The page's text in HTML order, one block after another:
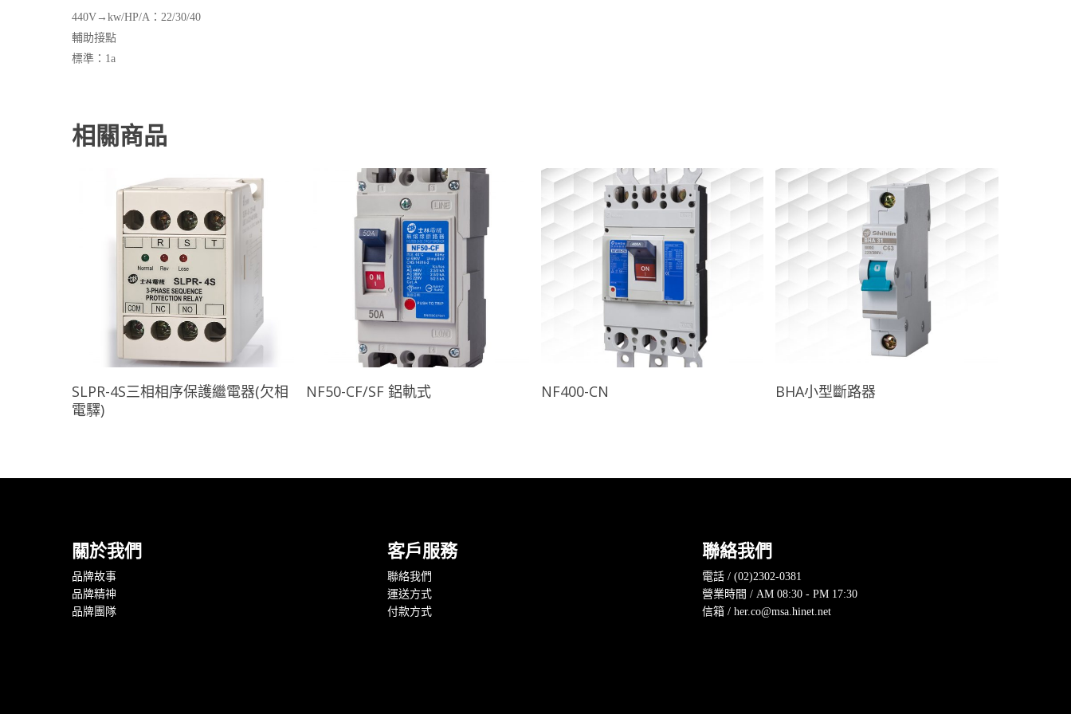
440V→kw/HP/A：22/30/40
輔助接點
標準：1a
相關商品
查看內容
SLPR-4S三相相序保護繼電器(欠相
電驛)
查看內容
NF50-CF/SF 鋁軌式 NF400-CN 查看內容
BHA小型斷路器
關於我們
品牌故事
品牌精神
品牌團隊
客戶服務
聯絡我們
運送方式
付款方式
聯絡我們
電話 / (02)2302-0381
營業時間 / AM 08:30 - PM 17:30
信箱 / her.co@msa.hinet.net